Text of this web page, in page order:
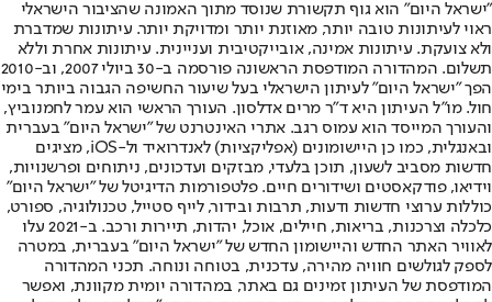
"ישראל היום" הוא גוף תקשורת שנוסד מתוך האמונה שהציבור הישראלי
ראוי לעיתונות טובה יותר, מאוזנת יותר ומדויקת יותר. עיתונות שמדברת
ולא צועקת. עיתונות אמינה, אובייקטיבית ועניינית. עיתונות אחרת וללא
תשלום. המהדורה המודפסת הראשונה פורסמה ב-30 ביולי 2007, וב-2010
הפך "ישראל היום" לעיתון הישראלי בעל שיעור החשיפה הגבוה ביותר בימי
חול. מו"ל העיתון היא ד"ר מרים אדלסון. העורך הראשי הוא עמר לחמנוביץ,
והעורך המייסד הוא עמוס רגב. אתרי האינטרנט של "ישראל היום" בעברית
ובאנגלית, כמו כן היישומונים (אפליקציות) לאנדרואיד ול-iOS, מציגים
חדשות מסביב לשעון, תוכן בלעדי, מבזקים ועדכונים, ניתוחים ופרשנויות,
וידיאו, פודקאסטים ושידורים חיים. פלטפורמות הדיגיטל של "ישראל היום"
כוללות ערוצי חדשות ודעות, תרבות ובידור, לייף סטייל, טכנולוגיה, ספורט,
כלכלה וצרכנות, בריאות, חיילים, אוכל, יהדות, תיירות ורכב. ב-2021 עלו
לאוויר האתר החדש והיישומון החדש של "ישראל היום" בעברית, במטרה
לספק לגולשים חוויה מהירה, עדכנית, בטוחה ונוחה. תכני המהדורה
המודפסת של העיתון זמינים גם באתר, במהדורה יומית מקוונת, ואפשר